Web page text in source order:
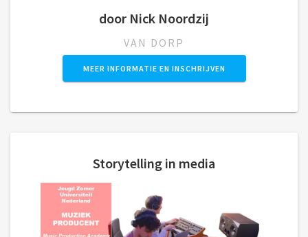
door Nick Noordzij
VAN DORP
MEER INFORMATIE EN INSCHRIJVEN
Storytelling in media